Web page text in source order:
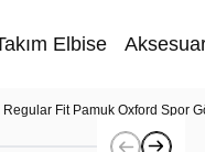
Elbise
Regular Fit Pamuk Oxford Spor